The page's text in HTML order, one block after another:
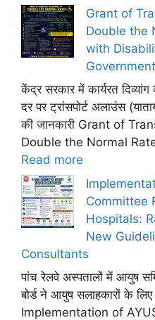
Grant of
Double the
with
केंद्र सरकार में कार्यरत दिव्यांग
दर पर ट्रांसपोर्ट अलाउंस
की जानकारी Grant of
Double the Normal
Read more
Committee
Hospitals:
New
Consultants
पांच रेलवे अस्पतालों में आयुष
बोर्ड ने आयुष सलाहकारों के
Implementation of